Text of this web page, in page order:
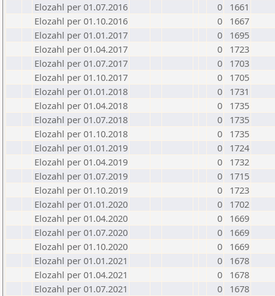
Elozahl per 01.07.2016
0
1661
Elozahl per 01.10.2016
0
1667
Elozahl per 01.01.2017
0
1695
Elozahl per 01.04.2017
0
1723
Elozahl per 01.07.2017
0
1703
Elozahl per 01.10.2017
0
1705
Elozahl per 01.01.2018
0
1731
Elozahl per 01.04.2018
0
1735
Elozahl per 01.07.2018
0
1735
Elozahl per 01.10.2018
0
1735
Elozahl per 01.01.2019
0
1724
Elozahl per 01.04.2019
0
1732
Elozahl per 01.07.2019
0
1715
Elozahl per 01.10.2019
0
1723
Elozahl per 01.01.2020
0
1702
Elozahl per 01.04.2020
0
1669
Elozahl per 01.07.2020
0
1669
Elozahl per 01.10.2020
0
1669
Elozahl per 01.01.2021
0
1678
Elozahl per 01.04.2021
0
1678
Elozahl per 01.07.2021
0
1678